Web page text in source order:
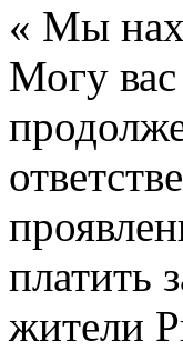
« Мы
Могу вас
платить
жители